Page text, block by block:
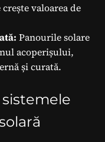
crește valoarea de
Panourile solare
acoperișului,
și curată.